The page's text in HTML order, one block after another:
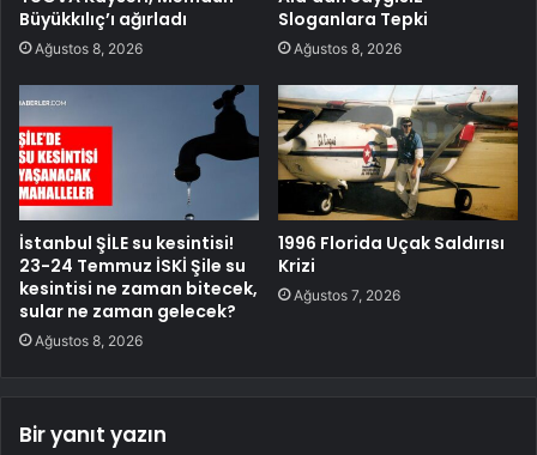
Büyükkılıç’ı ağırladı
Ağustos 8, 2026
Sloganlara Tepki
Ağustos 8, 2026
İstanbul ŞİLE su kesintisi!
23-24 Temmuz İSKİ Şile su
kesintisi ne zaman bitecek,
sular ne zaman gelecek?
Ağustos 8, 2026
1996 Florida Uçak Saldırısı
Krizi
Ağustos 7, 2026
Bir yanıt yazın